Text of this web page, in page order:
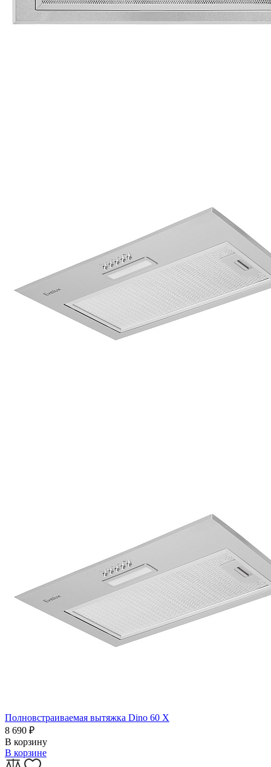
Полновстраиваемая вытяжка Dino 60 X
8 690 ₽
В корзину
В корзине